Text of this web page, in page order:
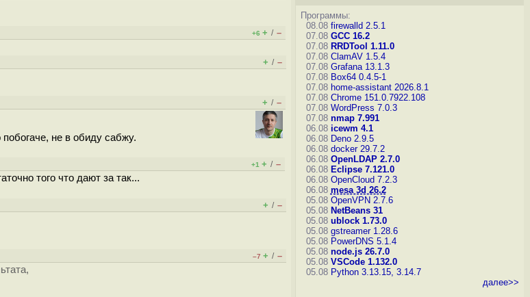
+6 + / –
+ / –
+ / –
не в обиду сабжу.
+1 + / –
того что дают за так...
+ / –
–7 + / –
Программы:
08.08 firewalld 2.5.1
07.08 GCC 16.2
07.08 RRDTool 1.11.0
07.08 ClamAV 1.5.4
07.08 Grafana 13.1.3
07.08 Box64 0.4.5-1
07.08 home-assistant 2026.8.1
07.08 Chrome 151.0.7922.108
07.08 WordPress 7.0.3
07.08 nmap 7.991
06.08 icewm 4.1
06.08 Deno 2.9.5
06.08 docker 29.7.2
06.08 OpenLDAP 2.7.0
06.08 Eclipse 7.121.0
06.08 OpenCloud 7.2.3
06.08 mesa 3d 26.2
05.08 OpenVPN 2.7.6
05.08 NetBeans 31
05.08 ublock 1.73.0
05.08 gstreamer 1.28.6
05.08 PowerDNS 5.1.4
05.08 node.js 26.7.0
05.08 VSCode 1.132.0
05.08 Python 3.13.15, 3.14.7
далее>>